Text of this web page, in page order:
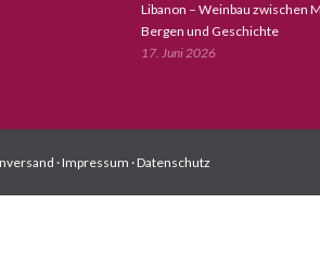
Libanon – Weinbau zwischen
Bergen und Geschichte
17. Juni 2026
·Impressum ·Datenschutz